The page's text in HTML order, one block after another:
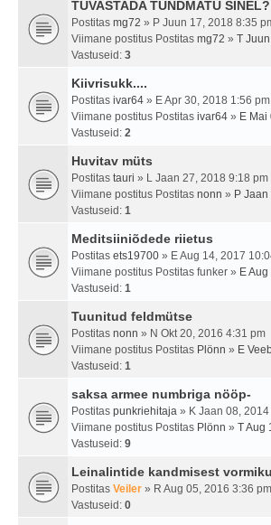
TUVASTADA TUNDMATU SINEL?
Postitas mg72 » P Juun 17, 2018 8:35
Viimane postitus Postitas mg72 » T
Vastuseid: 3
Kiivrisukk....
Postitas ivar64 » E Apr 30, 2018 1:56 pm
Viimane postitus Postitas ivar64 » E
Vastuseid: 2
Huvitav müts
Postitas tauri » L Jaan 27, 2018 9:18 pm
Viimane postitus Postitas nonn » P
Vastuseid: 1
Meditsiiniõdede riietus
Postitas ets19700 » E Aug 14, 2017
Viimane postitus Postitas funker » E
Vastuseid: 1
Tuunitud feldmütse
Postitas nonn » N Okt 20, 2016 4:31 pm
Viimane postitus Postitas Plönn » E
Vastuseid: 1
saksa armee numbriga nööp-
Postitas punkriehitaja » K Jaan 08,
Viimane postitus Postitas Plönn » T Aug
Vastuseid: 9
Leinalintide kandmisest
Postitas Veiler » R Aug 05, 2016 3:36 pm
Vastuseid: 0